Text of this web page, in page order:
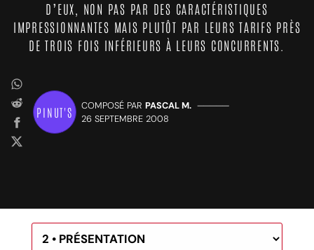
D’EUX, NON PAS PAR DES CARACTÉRISTIQUES
IMPRESSIONNANTES MAIS PLUTÔT PAR LEURS TARIFS PRÈS
DE TROIS FOIS INFÉRIEURS À LEURS CONCURRENTS.
PINUT'S COMPOSÉ PAR PASCAL M. —————
26 SEPTEMBRE 2008